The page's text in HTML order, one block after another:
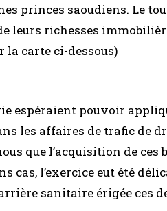
princes saoudiens. Le
leurs richesses
la carte ci-dessous)
espéraient pouvoir
les affaires de trafic de
que l’acquisition de ces
cas, l’exercice eut été
sanitaire érigée ces